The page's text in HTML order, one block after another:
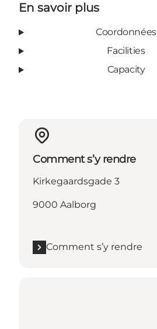
En savoir plus
Coordonnées
Facilities
Capacity
Comment s’y rendre
Kirkegaardsgade 3
9000 Aalborg
Comment s’y rendre